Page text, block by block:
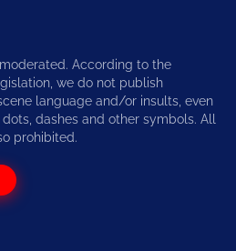
According to the
we do not publish
language and/or insults, even
dashes and other symbols. All
prohibited.